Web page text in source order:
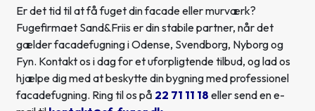
Er det tid til at få fuget din facade eller murværk?
Fugefirmaet Sand&Friis er din stabile partner, når det
gælder facadefugning i Odense, Svendborg, Nyborg og
Fyn. Kontakt os i dag for et uforpligtende tilbud, og lad os
hjælpe dig med at beskytte din bygning med professionel
facadefugning. Ring til os på 22 71 11 18 eller send en e-